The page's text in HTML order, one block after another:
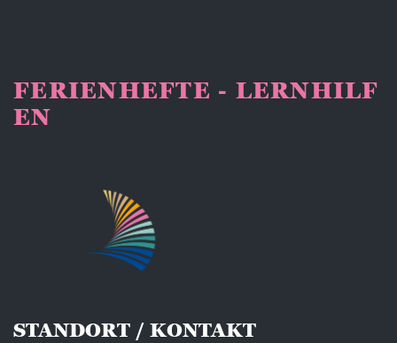
FERIENHEFTE - LERNHILF
EN
STANDORT / KONTAKT